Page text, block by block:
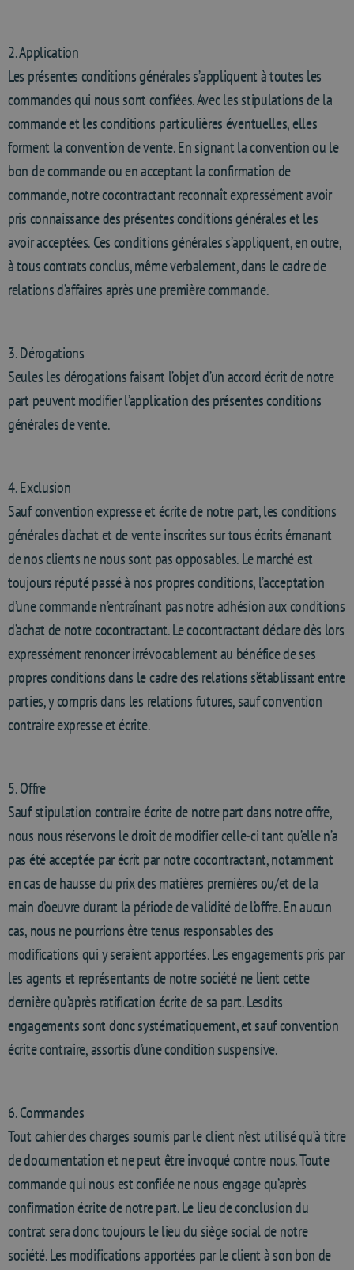
2. Application
Les présentes conditions générales s’appliquent à toutes les
commandes qui nous sont confiées. Avec les stipulations de la
commande et les conditions particulières éventuelles, elles
forment la convention de vente. En signant la convention ou le
bon de commande ou en acceptant la confirmation de
commande, notre cocontractant reconnaît expressément avoir
pris connaissance des présentes conditions générales et les
avoir acceptées. Ces conditions générales s’appliquent, en outre,
à tous contrats conclus, même verbalement, dans le cadre de
relations d’affaires après une première commande.
3. Dérogations
Seules les dérogations faisant l’objet d’un accord écrit de notre
part peuvent modifier l’application des présentes conditions
générales de vente.
4. Exclusion
Sauf convention expresse et écrite de notre part, les conditions
générales d’achat et de vente inscrites sur tous écrits émanant
de nos clients ne nous sont pas opposables. Le marché est
toujours réputé passé à nos propres conditions, l’acceptation
d’une commande n’entraînant pas notre adhésion aux conditions
d’achat de notre cocontractant. Le cocontractant déclare dès lors
expressément renoncer irrévocablement au bénéfice de ses
propres conditions dans le cadre des relations s’établissant entre
parties, y compris dans les relations futures, sauf convention
contraire expresse et écrite.
5. Offre
Sauf stipulation contraire écrite de notre part dans notre offre,
nous nous réservons le droit de modifier celle-ci tant qu’elle n’a
pas été acceptée par écrit par notre cocontractant, notamment
en cas de hausse du prix des matières premières ou/et de la
main d’oeuvre durant la période de validité de l’offre. En aucun
cas, nous ne pourrions être tenus responsables des
modifications qui y seraient apportées. Les engagements pris par
les agents et représentants de notre société ne lient cette
dernière qu’après ratification écrite de sa part. Lesdits
engagements sont donc systématiquement, et sauf convention
écrite contraire, assortis d’une condition suspensive.
6. Commandes
Tout cahier des charges soumis par le client n’est utilisé qu’à titre
de documentation et ne peut être invoqué contre nous. Toute
commande qui nous est confiée ne nous engage qu’après
confirmation écrite de notre part. Le lieu de conclusion du
contrat sera donc toujours le lieu du siège social de notre
société. Les modifications apportées par le client à son bon de